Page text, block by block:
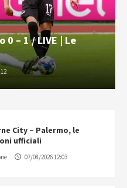
0 – 1 / LIVE | Le
City – Palermo, le
ufficiali
07/08/2026 12:03